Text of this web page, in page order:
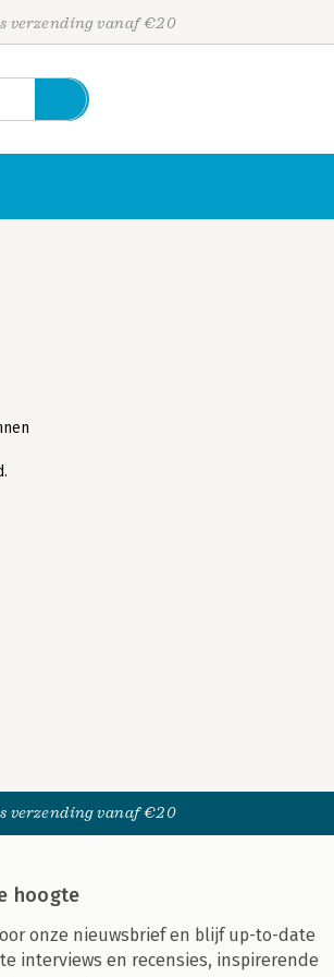
verzending vanaf €20
verzending vanaf €20
hoogte
onze nieuwsbrief en blijf up-to-date
interviews en recensies, inspirerende
Personen